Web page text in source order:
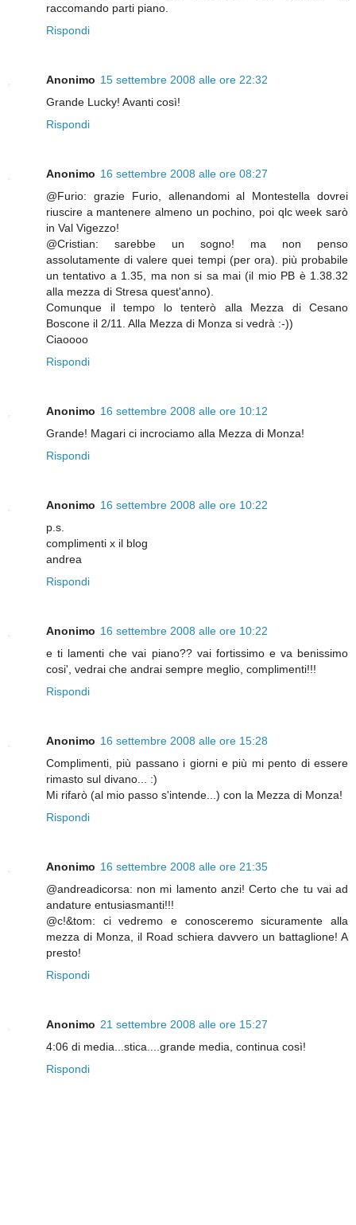
raccomando parti piano.
Rispondi
Anonimo 15 settembre 2008 alle ore 22:32
Grande Lucky! Avanti così!
Rispondi
Anonimo 16 settembre 2008 alle ore 08:27
@Furio: grazie Furio, allenandomi al Montestella dovrei
riuscire a mantenere almeno un pochino, poi qlc week sarò
in Val Vigezzo!
@Cristian: sarebbe un sogno! ma non penso
assolutamente di valere quei tempi (per ora). più probabile
un tentativo a 1.35, ma non si sa mai (il mio PB è 1.38.32
alla mezza di Stresa quest'anno).
Comunque il tempo lo tenterò alla Mezza di Cesano
Boscone il 2/11. Alla Mezza di Monza si vedrà :-))
Ciaoooo
Rispondi
Anonimo 16 settembre 2008 alle ore 10:12
Grande! Magari ci incrociamo alla Mezza di Monza!
Rispondi
Anonimo 16 settembre 2008 alle ore 10:22
p.s.
complimenti x il blog
andrea
Rispondi
Anonimo 16 settembre 2008 alle ore 10:22
e ti lamenti che vai piano?? vai fortissimo e va benissimo
cosi', vedrai che andrai sempre meglio, complimenti!!!
Rispondi
Anonimo 16 settembre 2008 alle ore 15:28
Complimenti, più passano i giorni e più mi pento di essere
rimasto sul divano... :)
Mi rifarò (al mio passo s'intende...) con la Mezza di Monza!
Rispondi
Anonimo 16 settembre 2008 alle ore 21:35
@andreadicorsa: non mi lamento anzi! Certo che tu vai ad
andature entusiasmanti!!!
@c!&tom: ci vedremo e conosceremo sicuramente alla
mezza di Monza, il Road schiera davvero un battaglione! A
presto!
Rispondi
Anonimo 21 settembre 2008 alle ore 15:27
4:06 di media...stica....grande media, continua così!
Rispondi